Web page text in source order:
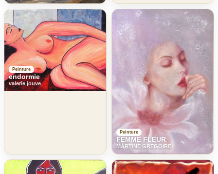
Peinture
endormie
valerie jouve
Peinture
FEMME FLEUR
MARTINE GREGOIRE